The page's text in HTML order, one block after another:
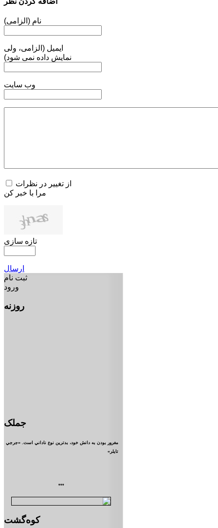
نام (الزامی)
ایمیل (الزامی، ولی
نمایش داده نمی شود)
وب سایت
از تغییر در نظرات
مرا با خبر کن
تازه سازی
ارسال
ثبت نام
ورود
روزنه
جملک
مغرور بودن به دانش خود، بدترين نوع ناداني است. «جرجي
تايلر»
***
کوه‌گشت